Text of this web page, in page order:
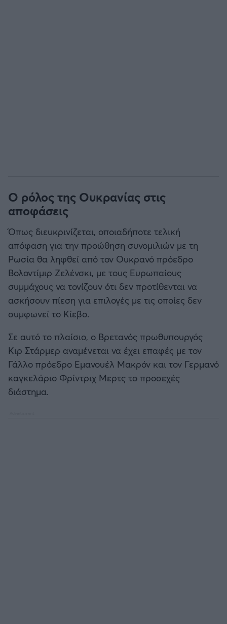
Ο ρόλος της Ουκρανίας στις
αποφάσεις
Όπως διευκρινίζεται, οποιαδήποτε τελική
απόφαση για την προώθηση συνομιλιών με τη
Ρωσία θα ληφθεί από τον Ουκρανό πρόεδρο
Βολοντίμιρ Ζελένσκι, με τους Ευρωπαίους
συμμάχους να τονίζουν ότι δεν προτίθενται να
ασκήσουν πίεση για επιλογές με τις οποίες δεν
συμφωνεί το Κίεβο.
Σε αυτό το πλαίσιο, ο Βρετανός πρωθυπουργός
Κιρ Στάρμερ αναμένεται να έχει επαφές με τον
Γάλλο πρόεδρο Εμανουέλ Μακρόν και τον Γερμανό
καγκελάριο Φρίντριχ Μερτς το προσεχές
διάστημα.